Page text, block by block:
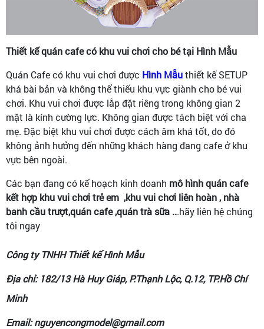
Thiết kế quán cafe có khu vui chơi cho bé tại Hình Mẫu
Quán Cafe có khu vui chơi được Hình Mẫuthiết kế SETUP
khá bài bản và không thể thiếu khu vực giành cho bé vui
chơi. Khu vui chơi được lắp đặt riêng trong không gian 2
mặt là kính cường lực. Không gian được tách biệt với cha
mẹ. Đặc biệt khu vui chơi được cách âm khá tốt, do đó
không ảnh hưởng đến những khách hàng đang cafe ở khu
vực bên ngoài.
Các bạn đang có kế hoạch kinh doanh mô hìnhquán cafe
kết hợp khu vui chơi trẻ em ,khu vui chơi liên hoàn , nhà
banh cầu trượt,quán cafe ,quán trà sữa ...hãy liên hệ chúng
tôi ngay
Công ty TNHH Thiết kế Hình Mẫu
Địa chỉ: 182/13 Hà Huy Giáp, P.Thạnh Lộc, Q.12, TP.Hồ Chí
Minh
Email: nguyencongmodel@gmail.com